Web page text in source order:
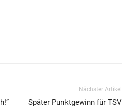
Nächster Artikel
Später Punktgewinn für TSV